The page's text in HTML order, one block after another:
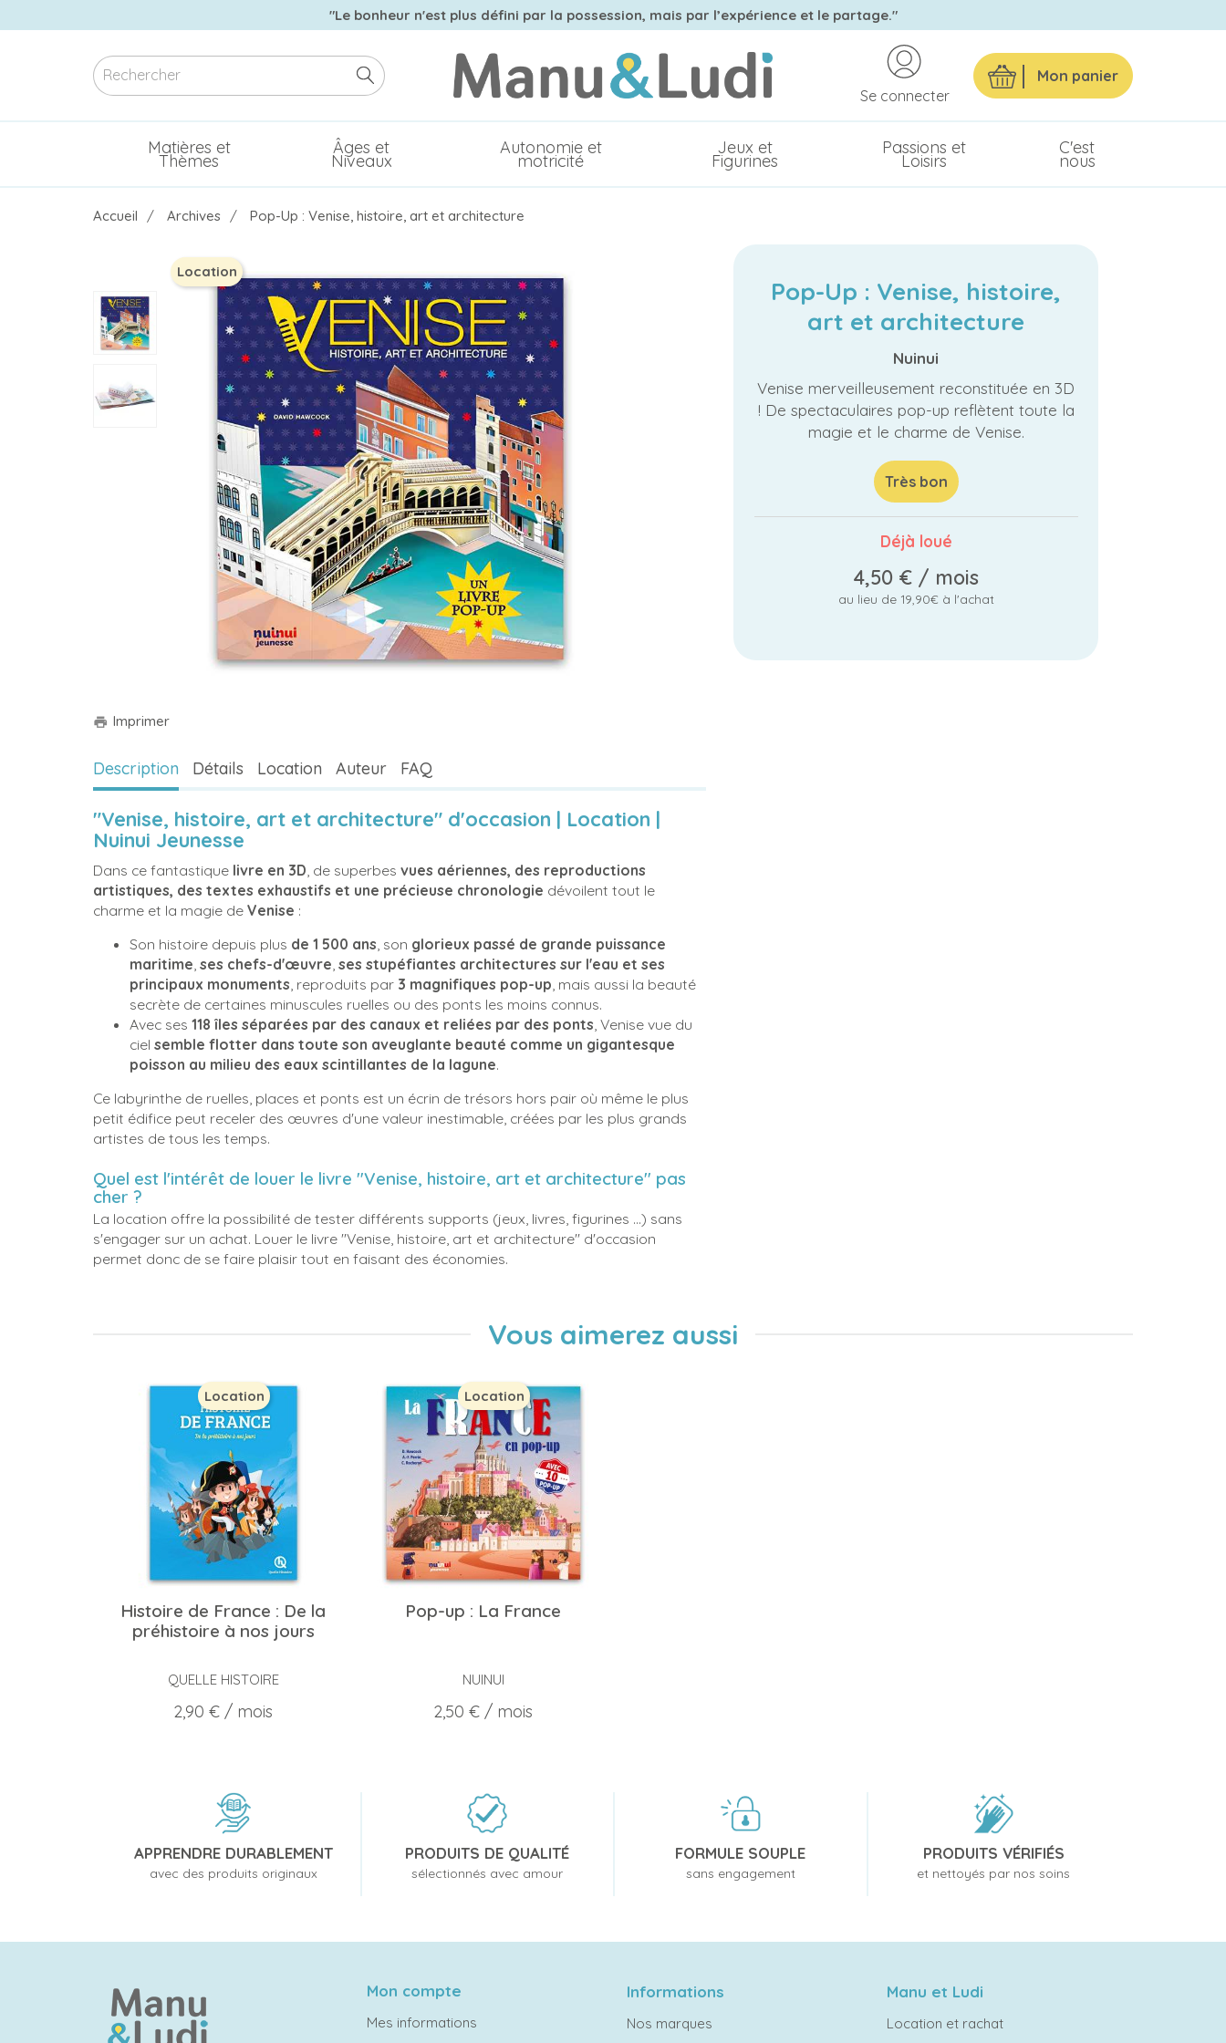
"Le bonheur n'est plus défini par la possession, mais par l’expérience et le partage."
Mon panier
Se connecter
Matières et
Thèmes
Âges et
Niveaux
Autonomie et
motricité
Jeux et
Figurines
Passions et
Loisirs
C'est
nous
Accueil Archives Pop-Up : Venise, histoire, art et architecture
Location
print Imprimer
Pop-Up : Venise, histoire,
art et architecture
Nuinui
Venise merveilleusement reconstituée en 3D
! De spectaculaires pop-up reflètent toute la
magie et le charme de Venise.
Très bon
Déjà loué
4,50 €/ mois
au lieu de 19,90€ à l'achat
Description Détails Location Auteur FAQ
"Venise, histoire, art et architecture" d'occasion | Location |
Nuinui Jeunesse
Dans ce fantastique livre en 3D, de superbes vues aériennes, des reproductions
artistiques, des textes exhaustifs et une précieuse chronologie dévoilent tout le
charme et la magie de Venise :
Son histoire depuis plus de 1 500 ans, son glorieux passé de grande puissance
maritime, ses chefs-d'œuvre, ses stupéfiantes architectures sur l'eau et ses
principaux monuments, reproduits par 3 magnifiques pop-up, mais aussi la beauté
secrète de certaines minuscules ruelles ou des ponts les moins connus.
Avec ses 118 îles séparées par des canaux et reliées par des ponts, Venise vue du
ciel semble flotter dans toute son aveuglante beauté comme un gigantesque
poisson au milieu des eaux scintillantes de la lagune.
Ce labyrinthe de ruelles, places et ponts est un écrin de trésors hors pair où même le plus
petit édifice peut receler des œuvres d'une valeur inestimable, créées par les plus grands
artistes de tous les temps.
Quel est l'intérêt de louer le livre "Venise, histoire, art et architecture" pas
cher ?
La location offre la possibilité de tester différents supports (jeux, livres, figurines ...) sans
s'engager sur un achat. Louer le livre "Venise, histoire, art et architecture" d'occasion
permet donc de se faire plaisir tout en faisant des économies.
Vous aimerez aussi
Histoire de France : De la
préhistoire à nos jours
QUELLE HISTOIRE
Prix
2,90 € / mois
Location
Pop-up : La France
NUINUI
Prix
2,50 € / mois
Location
APPRENDRE DURABLEMENT
avec des produits originaux
PRODUITS DE QUALITÉ
sélectionnés avec amour
FORMULE SOUPLE
sans engagement
PRODUITS VÉRIFIÉS
et nettoyés par nos soins
Mon compte
Mes informations
Informations
Nos marques
Manu et Ludi
Location et rachat